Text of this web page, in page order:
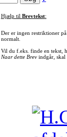
Hjælp til Brevtekst:
Der er ingen restriktioner
normalt.
Vil du f.eks. finde en tekst,
Naar dette Brevindgår, skal